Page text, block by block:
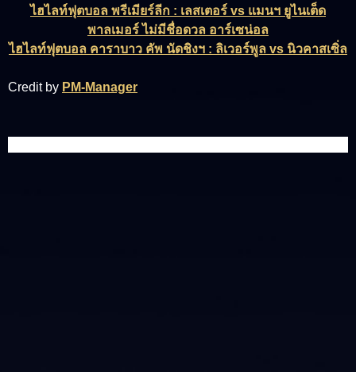
ไฮไลท์ฟุตบอล พรีเมียร์ลีก : เลสเตอร์ vs แมนฯ ยูไนเต็ด
พาลเมอร์ ไม่มีชื่อดวล อาร์เซน่อล
ไฮไลท์ฟุตบอล คาราบาว คัพ นัดชิงฯ : ลิเวอร์พูล vs นิวคาสเซิ่ล
Credit by PM-Manager